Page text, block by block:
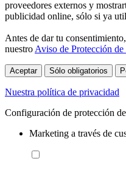
proveedores externos y
publicidad online, sólo si ya
Antes de dar tu
nuestro Aviso de Protección de
Aceptar Sólo obligatorios
Nuestra política de privacidad
Configuración de protección
Marketing a través de